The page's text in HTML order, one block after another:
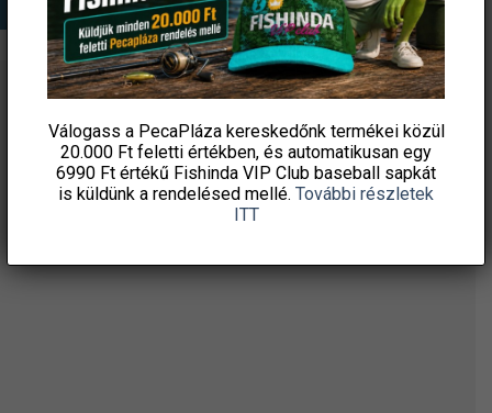
HÍRLEVELÜNKRE!
Válogass a PecaPláza kereskedőnk termékei közül
20.000 Ft feletti értékben, és automatikusan egy
6990 Ft értékű Fishinda VIP Club baseball sapkát
is küldünk a rendelésed mellé. További részletek
ITT